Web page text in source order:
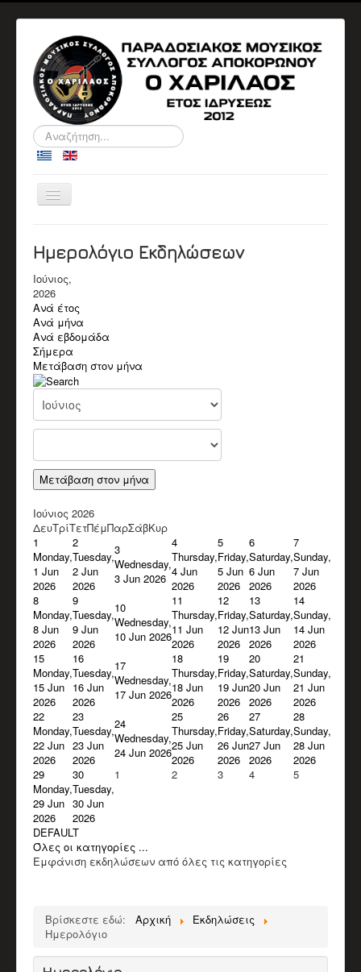
Αναζήτηση...
Εναλλαγή
πλοήγησης
Ο ΣΎΛΛΟΓΟΣ
ΠΛΗΡΟΦΟΡΙΕΣ
ΕΚΔΗΛΏΣΕΙΣ
Αρχείο Εκδηλώσεων
Ημερολόγιο
ΒΙΟΓΡΑΦΙΚΆ
Παλαιοί Μουσικοί
ΒΙΝΤΕΟ
Π.Μ. Σύλλογος Αποκορώνου "Ο Χαρίλαος"
Χαρίλαος Πιπεράκης
Παπαδάκης Μιχάλης (Πλακιανός)
Καντέρης Γεώργιος (Καντερογιώργης)
Παπαδάκη Ασπασία & Παύλος
Κολιακουδάκης Νικος
Μπακατσάκης Μιχάλης
Διάφορα Video
ΈΡΕΥΝΑ
Βιβλιογραφικό Υλικό
Ερευνητικό υλικό
Άρθρα
ΕΚΠΑΙΔΕΥΤΙΚΌ ΈΡΓΟ
Δράσεις
Υλικό
ΥΠΟΣΤΗΡΙΚΤΈΣ ΣΥΛΛΌΓΟΥ
ΣΤΗΡΊΞΕΤΕ ΤΟΝ ΣΎΛΛΟΓΟ
ΕΠΙΚΟΙΝΩΝΊΑ
Ημερολόγιο Εκδηλώσεων
Ιούνιος,
2026
Ανά έτος
Ανά μήνα
Ανά εβδομάδα
Σήμερα
Μετάβαση στον μήνα
Μετάβαση στον μήνα
Ιούνιος 2026
ΔευΤρίΤετΠέμΠαρΣάβΚυρ
1
Monday,
1 Jun
2026
2
Tuesday,
2 Jun
2026
3
Wednesday,
3 Jun 2026
4
Thursday,
4 Jun
2026
5
Friday,
5 Jun
2026
6
Saturday,
6 Jun
2026
7
Sunday,
7 Jun
2026
8
Monday,
8 Jun
2026
9
Tuesday,
9 Jun
2026
10
Wednesday,
10 Jun 2026
11
Thursday,
11 Jun
2026
12
Friday,
12 Jun
2026
13
Saturday,
13 Jun
2026
14
Sunday,
14 Jun
2026
15
Monday,
15 Jun
2026
16
Tuesday,
16 Jun
2026
17
Wednesday,
17 Jun 2026
18
Thursday,
18 Jun
2026
19
Friday,
19 Jun
2026
20
Saturday,
20 Jun
2026
21
Sunday,
21 Jun
2026
22
Monday,
22 Jun
2026
23
Tuesday,
23 Jun
2026
24
Wednesday,
24 Jun 2026
25
Thursday,
25 Jun
2026
26
Friday,
26 Jun
2026
27
Saturday,
27 Jun
2026
28
Sunday,
28 Jun
2026
29
Monday,
29 Jun
2026
30
Tuesday,
30 Jun
2026
1 2 3 4 5
DEFAULT
Όλες οι κατηγορίες ...
Εμφάνιση εκδηλώσεων από όλες τις κατηγορίες
Βρίσκεστε εδώ: Αρχική
Εκδηλώσεις
Ημερολόγιο